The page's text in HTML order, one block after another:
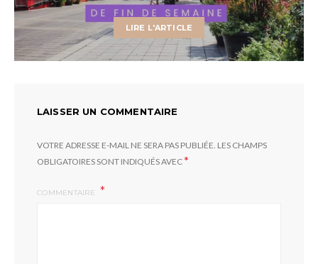
LIRE L'ARTICLE
LAISSER UN COMMENTAIRE
VOTRE ADRESSE E-MAIL NE SERA PAS PUBLIÉE. LES CHAMPS
OBLIGATOIRES SONT INDIQUÉS AVEC*
COMMENTAIRE